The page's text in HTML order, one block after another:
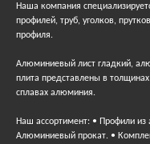
Наша компания
профилей, труб, уголков,
профиля.
Алюминиевый лист гладкий,
плита представлены в
сплавах алюминия.
Наш ассортимент: • Профили из
Алюминиевый прокат. •